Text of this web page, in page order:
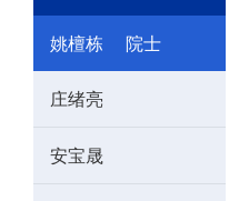
姚檀栋 院士
庄绪亮
安宝晟